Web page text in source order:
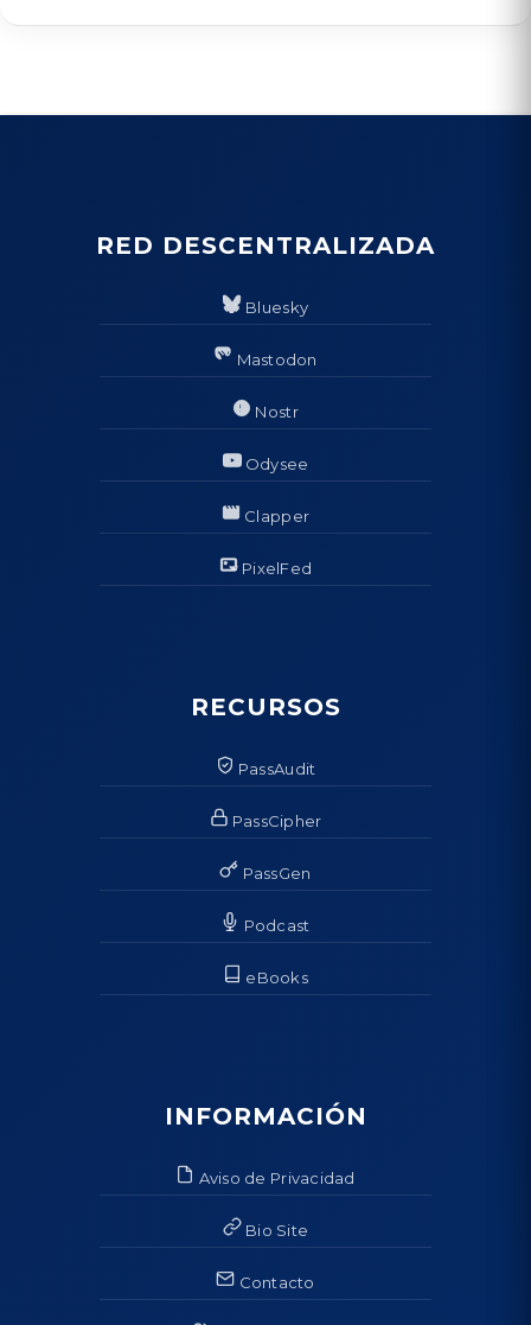
RED DESCENTRALIZADA
Bluesky
Mastodon
Nostr
Odysee
Clapper
PixelFed
RECURSOS
PassAudit
PassCipher
PassGen
Podcast
eBooks
INFORMACIÓN
Aviso de Privacidad
Bio Site
Contacto